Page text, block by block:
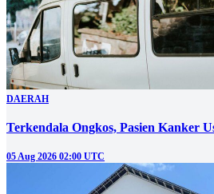
DAERAH
Terkendala Ongkos, Pasien Kanker
05 Aug 2026 02:00 UTC